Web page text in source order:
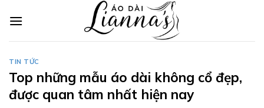
TIN TỨC
Top những mẫu áo dài không cổ đẹp,
được quan tâm nhất hiện nay